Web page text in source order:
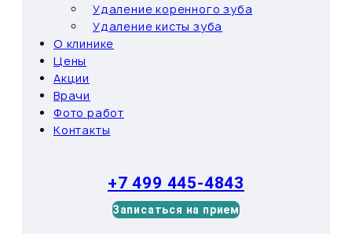
Удаление коренного зуба
Удаление кисты зуба
О клинике
Цены
Акции
Врачи
Фото работ
Контакты
+7 499 445-4843
Записаться на прием